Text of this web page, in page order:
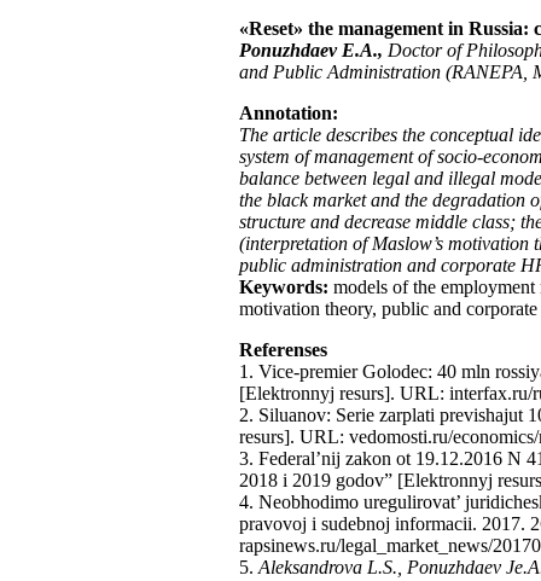
«Reset» the management in Russia:
Ponuzhdaev E.A., Doctor of
and Public Administration (RANEPA,
Annotation:
The article describes the conceptual
system of management of socio-
balance between legal and illegal
the black market and the degradation
structure and decrease middle class;
(interpretation of Maslow’s
public administration and corporate
Keywords: models of the
motivation theory, public and
Referenses
1. Vice-premier Golodec: 40 mln
[Elektronnyj resurs]. URL: interfax.ru/
2. Siluanov: Serie zarplati previshajut
resurs]. URL: vedomosti.ru/
3. Federal’nij zakon ot 19.12.2016 N
2018 i 2019 godov” [Elektronnyj
4. Neobhodimo uregulirovat’
pravovoj i sudebnoj informacii. 2017.
rapsinews.ru/legal_market_news/
5.Aleksandrova L.S., Ponuzhdaev